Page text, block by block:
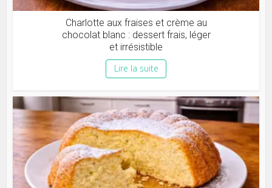
Charlotte aux fraises et crème au
chocolat blanc : dessert frais, léger
et irrésistible
Lire la suite